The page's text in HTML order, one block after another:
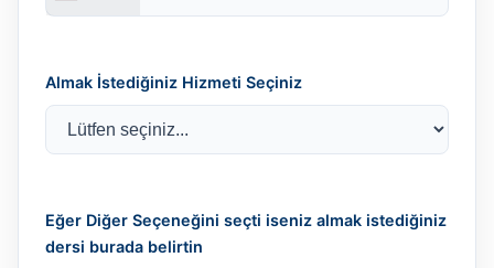
Almak İstediğiniz Hizmeti Seçiniz
Eğer Diğer Seçeneğini seçti iseniz almak istediğiniz
dersi burada belirtin